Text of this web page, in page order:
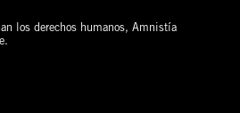
los derechos humanos, Amnistía